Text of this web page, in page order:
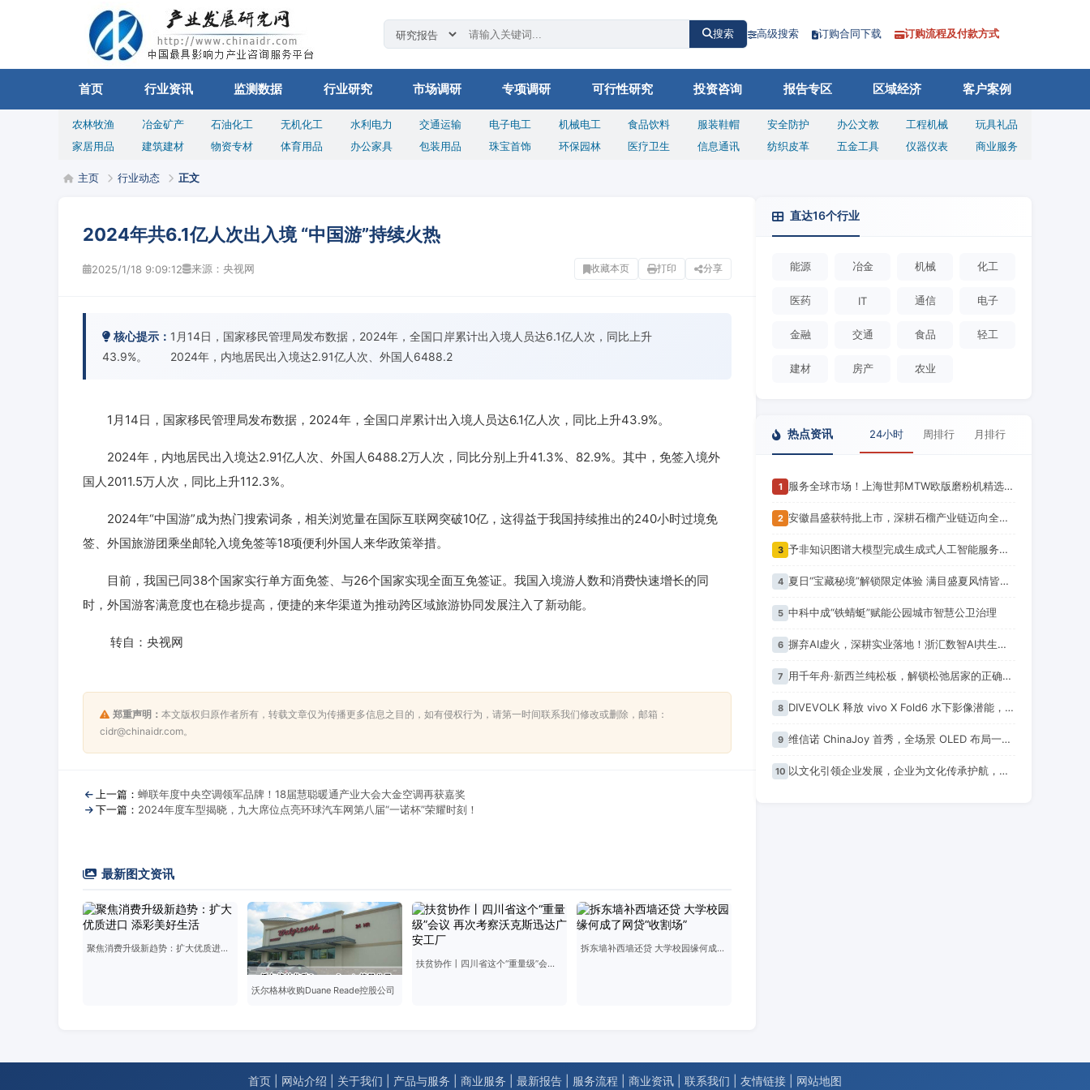
搜索 高级搜索 订购合同下载 订购流程及付款方式
首页 行业资讯 监测数据 行业研究 市场调研 专项调研 可行性研究 投资咨询 报告专区 区域经济 客户案例
农林牧渔 冶金矿产 石油化工 无机化工 水利电力 交通运输 电子电工 机械电工 食品饮料 服装鞋帽 安全防护 办公文教 工程机械
玩具礼品
家居用品
建筑建材 物资专材 体育用品 办公家具 包装用品 珠宝首饰 环保园林 医疗卫生 信息通讯 纺织皮革 五金工具 仪器仪表 商业服务
主页 行业动态 正文
2024年共6.1亿人次出入境 “中国游”持续火热
2025/1/18 9:09:12 来源：央视网 收藏本页 打印 分享
核心提示： 1月14日，国家移民管理局发布数据，2024年，全国口岸累计出入境人员达6.1亿人次，同比上升
43.9%。 2024年，内地居民出入境达2.91亿人次、外国人6488.2
1月14日，国家移民管理局发布数据，2024年，全国口岸累计出入境人员达6.1亿人次，同比上升43.9%。
2024年，内地居民出入境达2.91亿人次、外国人6488.2万人次，同比分别上升41.3%、82.9%。其中，免签入境外
国人2011.5万人次，同比上升112.3%。
2024年“中国游”成为热门搜索词条，相关浏览量在国际互联网突破10亿，这得益于我国持续推出的240小时过境免
签、外国旅游团乘坐邮轮入境免签等18项便利外国人来华政策举措。
目前，我国已同38个国家实行单方面免签、与26个国家实现全面互免签证。我国入境游人数和消费快速增长的同
时，外国游客满意度也在稳步提高，便捷的来华渠道为推动跨区域旅游协同发展注入了新动能。
转自：央视网
郑重声明： 本文版权归原作者所有，转载文章仅为传播更多信息之目的，如有侵权行为，请第一时间联系我们修改或删除，邮箱：
cidr@chinaidr.com。
上一篇： 蝉联年度中央空调领军品牌！18届慧聪暖通产业大会大金空调再获嘉奖
下一篇： 2024年度车型揭晓，九大席位点亮环球汽车网第八届“一诺杯”荣耀时刻！
最新图文资讯
聚焦消费升级新趋势：扩大优质进口 添彩美好生活
沃尔格林收购Duane Reade控股公司
扶贫协作丨四川省这个“重量级”会议 再次考察沃克斯迅达广安工厂
拆东墙补西墙还贷 大学校园缘何成了网贷“收割场”
直达16个行业
能源 冶金 机械 化工
医药 IT 通信 电子
金融 交通 食品 轻工
建材 房产 农业
热点资讯 24小时 周排行 月排行
1 服务全球市场！上海世邦MTW欧版磨粉机精选项目案例集锦
2 安徽昌盛获特批上市，深耕石榴产业链迈向全球市场新征程
3 予非知识图谱大模型完成生成式人工智能服务备案！潍坊市首个
4 夏日“宝藏秘境”解锁限定体验 满目盛夏风情皆是出游佳选 你心动了吗？
5 中科中成“铁蜻蜓”赋能公园城市智慧公卫治理
6 摒弃AI虚火，深耕实业落地！浙汇数智AI共生产业联盟正式成立
7 用千年舟·新西兰纯松板，解锁松弛居家的正确打开方式
8 DIVEVOLK 释放 vivo X Fold6 水下影像潜能，助力李子韬记录伯利兹大蓝洞
9 维信诺 ChinaJoy 首秀，全场景 OLED 布局一口气看完，蓝图乍现
10 以文化引领企业发展，企业为文化传承护航，独具匠心造好板，文化艺术赋新生
首页 网站介绍 关于我们 产品与服务 商业服务 最新报告 服务流程 商业资讯 联系我们 友情链接 网站地图